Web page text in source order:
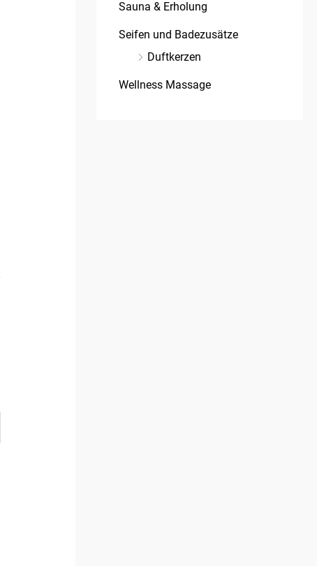
Sauna & Erholung
Seifen und Badezusätze
Duftkerzen
Wellness Massage